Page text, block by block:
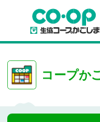
コープか